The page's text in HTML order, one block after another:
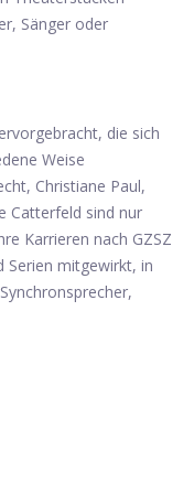
Sänger oder
die sich
Weise
Christiane Paul,
Catterfeld sind nur
Karrieren nach GZSZ
Serien mitgewirkt, in